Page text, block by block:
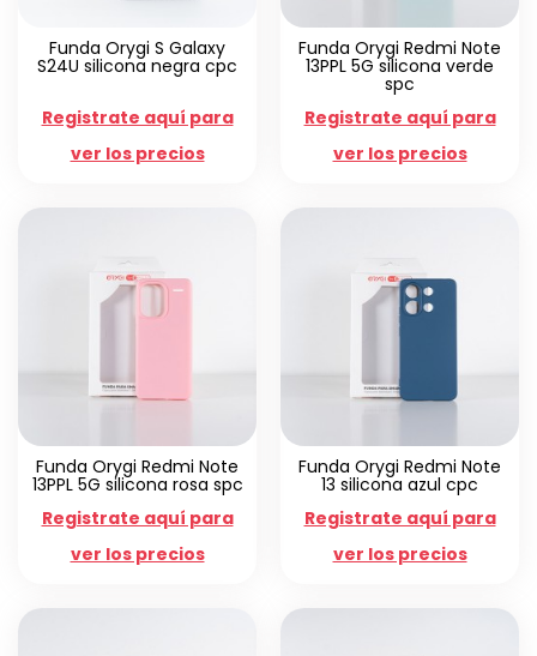
Funda Orygi S Galaxy
S24U silicona negra cpc
Registrate aquí para
ver los precios
Funda Orygi Redmi Note
13PPL 5G silicona verde
spc
Registrate aquí para
ver los precios
Funda Orygi Redmi Note
13PPL 5G silicona rosa spc
Registrate aquí para
ver los precios
Funda Orygi Redmi Note
13 silicona azul cpc
Registrate aquí para
ver los precios